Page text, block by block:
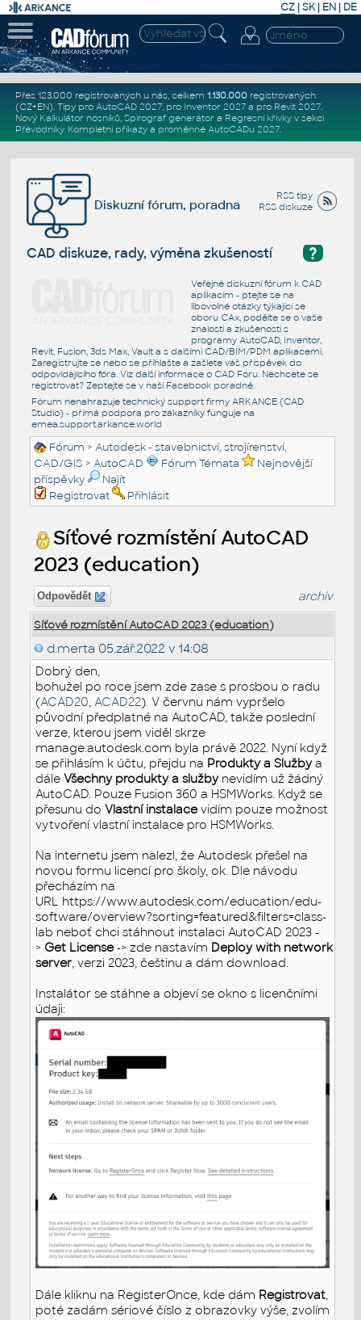
CZ | SK| EN | DE
Přes 123.000 registrovaných u nás, celkem 1.130.000registrovaných
(CZ+EN). Tipy pro AutoCAD 2027, pro Inventor 2027a pro Revit 2027.
Nový Kalkulátor nosníků, Spirograf generátor a Regresní křivkyv sekci
Převodníky. Kompletní příkazya proměnné AutoCADu 2027.
RSS tipy
RSS diskuze
Diskuzní fórum, poradna
?
CAD diskuze, rady, výměna zkušeností
Veřejné diskuzní fórum k CAD
aplikacím - ptejte se na
libovolné otázky týkající se
oboru CAx, podělte se o vaše
znalosti a zkušenosti s
programy AutoCAD, Inventor,
Revit, Fusion, 3ds Max, Vault a s dalšími CAD/BIM/PDM aplikacemi.
Zaregistrujte se nebo se přihlašte a zašlete váš příspěvek do
odpovídajícího fóra. Viz další informace o CAD Fóru. Nechcete se
registrovat? Zeptejte se v naší Facebook poradně.
Fórum nenahrazuje technický support firmy ARKANCE (CAD
Studio) - přímá podpora pro zákazníky funguje na
emea.support.arkance.world
Fórum >Autodesk - stavebnictví, strojírenství,
CAD/GIS >AutoCAD Fórum Témata
Nejnovější
příspěvky
Najít
Registrovat
Přihlásit
Síťové rozmístění AutoCAD
2023 (education)
Odpovědět archiv
Síťové rozmístění AutoCAD 2023 (education)
d.merta 05.zář.2022 v 14:08
Dobrý den,
bohužel po roce jsem zde zase s prosbou o radu
(ACAD20,ACAD22). V červnu nám vypršelo
původní předplatné na AutoCAD, takže poslední
verze, kterou jsem viděl skrze
manage.autodesk.com byla právě 2022. Nyní když
se přihlásím k účtu, přejdu na Produkty a Službya
dáleVšechny produkty a službynevidím už žádný
AutoCAD. Pouze Fusion 360 a HSMWorks. Když se
přesunu doVlastní instalacevidím pouze možnost
vytvoření vlastní instalace pro HSMWorks.
Na internetu jsem nalezl, že Autodesk přešel na
novou formu licencí pro školy, ok. Dle návodu
přecházím na
URL https://www.autodesk.com/education/edu-
software/overview?sorting=featured&filters=class-
lab neboť chci stáhnout instalaci AutoCAD 2023 -
> Get License-> zde nastavím Deploy with network
server, verzi 2023, češtinu a dám download.
Instalátor se stáhne a objeví se okno s licenčními
údaji:
Dále kliknu na RegisterOnce, kde dám Registrovat,
poté zadám sériové číslo z obrazovky výše, zvolím